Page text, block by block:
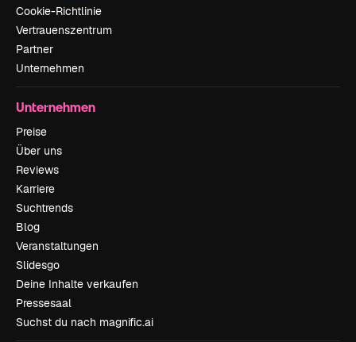
Cookie-Richtlinie
Vertrauenszentrum
Partner
Unternehmen
Unternehmen
Preise
Über uns
Reviews
Karriere
Suchtrends
Blog
Veranstaltungen
Slidesgo
Deine Inhalte verkaufen
Pressesaal
Suchst du nach magnific.ai